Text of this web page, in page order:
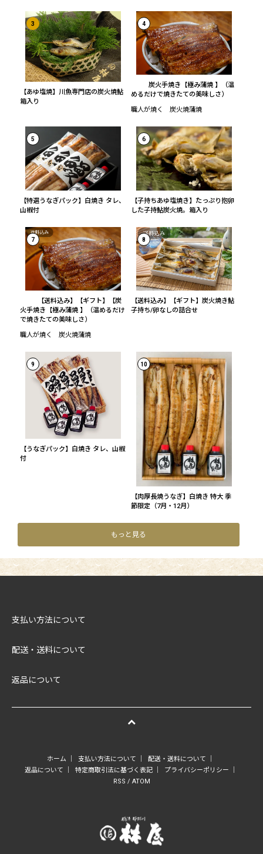
3
【あゆ塩焼】川魚専門店の炭火焼鮎
箱入り
4
炭火手焼き【極み蒲焼 】（温
めるだけで焼きたての美味しさ）
職人が焼く 炭火焼蒲焼
5
【特選うなぎパック】白焼き タレ、
山椒付
6
【子持ちあゆ塩焼き】たっぷり抱卵
した子持鮎炭火焼。箱入り
7
【送料込み】【ギフト】【炭
火手焼き【極み蒲焼 】（温めるだけ
で焼きたての美味しさ）
職人が焼く 炭火焼蒲焼
8
【送料込み】【ギフト】炭火焼き鮎
子持ち/卵なしの詰合せ
9
【うなぎパック】白焼き タレ、山椒
付
10
【肉厚長焼うなぎ】白焼き 特大 季
節限定（7月・12月）
もっと見る
支払い方法について
配送・送料について
返品について
ホーム 支払い方法について 配送・送料について
返品について
特定商取引法に基づく表記｜ プライバシーポリシー
RSS / ATOM